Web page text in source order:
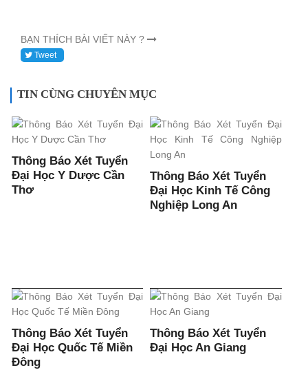
BẠN THÍCH BÀI VIẾT NÀY ?
Tweet
TIN CÙNG CHUYÊN MỤC
Thông Báo Xét Tuyển
Đại Học Y Dược Cần
Thơ
Thông Báo Xét Tuyển
Đại Học Kinh Tế Công
Nghiệp Long An
Thông Báo Xét Tuyển
Đại Học Quốc Tế Miền
Đông
Thông Báo Xét Tuyển
Đại Học An Giang